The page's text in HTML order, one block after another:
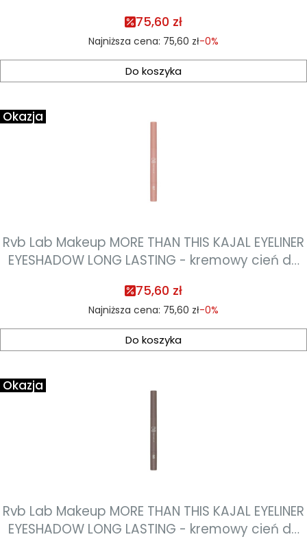
75,60 zł
Najniższa cena: 75,60 zł-0%
Do koszyka
Okazja
Rvb Lab Makeup MORE THAN THIS KAJAL EYELINER
EYESHADOW LONG LASTING - kremowy cień do
75,60 zł
Najniższa cena: 75,60 zł-0%
Do koszyka
Okazja
Rvb Lab Makeup MORE THAN THIS KAJAL EYELINER
EYESHADOW LONG LASTING - kremowy cień do